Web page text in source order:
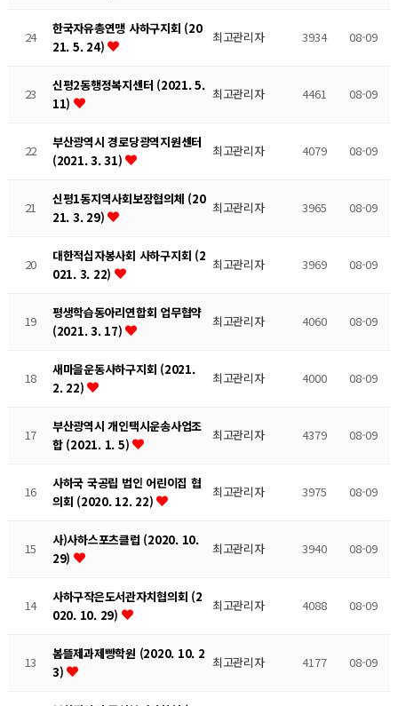
24
한국자유총연맹 사하구지회 (20
21. 5. 24)
최고관리자 3934 08-09
23
신평2동행정복지센터 (2021. 5.
11)
최고관리자 4461 08-09
22
부산광역시 경로당광역지원센터
(2021. 3. 31)
최고관리자 4079 08-09
21
신평1동지역사회보장협의체 (20
21. 3. 29)
최고관리자 3965 08-09
20
대한적십자봉사회 사하구지회 (2
021. 3. 22)
최고관리자 3969 08-09
19
평생학습동아리연합회 업무협약
(2021. 3. 17)
최고관리자 4060 08-09
18
새마을운동사하구지회 (2021.
2. 22)
최고관리자 4000 08-09
17
부산광역시 개인택시운송사업조
합 (2021. 1. 5)
최고관리자 4379 08-09
16
사하국 국공립 법인 어린이집 협
의회 (2020. 12. 22)
최고관리자 3975 08-09
15
사)사하스포츠클럽 (2020. 10.
29)
최고관리자 3940 08-09
14
사하구작은도서관자치협의회 (2
020. 10. 29)
최고관리자 4088 08-09
13
봄뜰제과제빵학원 (2020. 10. 2
3)
최고관리자 4177 08-09